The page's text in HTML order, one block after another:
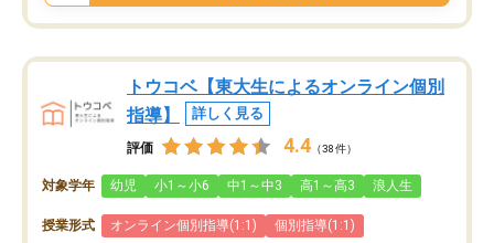
トウコベ【東大生によるオンライン個別
指導】
詳しく見る
評価 4.4 （38件）
対象学年 幼児 小1～小6 中1～中3 高1～高3 浪人生
授業形式 オンライン個別指導(1:1) 個別指導(1:1)